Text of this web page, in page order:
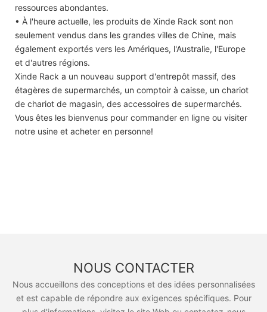
ressources abondantes.
• À l'heure actuelle, les produits de Xinde Rack sont non
seulement vendus dans les grandes villes de Chine, mais
également exportés vers les Amériques, l'Australie, l'Europe
et d'autres régions.
Xinde Rack a un nouveau support d'entrepôt massif, des
étagères de supermarchés, un comptoir à caisse, un chariot
de chariot de magasin, des accessoires de supermarchés.
Vous êtes les bienvenus pour commander en ligne ou visiter
notre usine et acheter en personne!
NOUS CONTACTER
Nous accueillons des conceptions et des idées personnalisées
et est capable de répondre aux exigences spécifiques. Pour